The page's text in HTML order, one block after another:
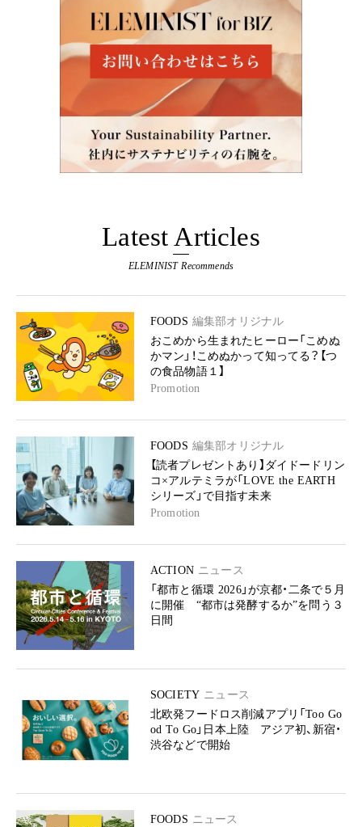
Latest Articles
ELEMINIST Recommends
FOODS 編集部オリジナル
おこめから生まれたヒーロー「こめぬ
かマン」！こめぬかって知ってる？【つ
の食品物語１】
Promotion
FOODS 編集部オリジナル
【読者プレゼントあり】ダイドードリン
コ×アルテミラが「LOVE the EARTH
シリーズ」で目指す未来
Promotion
ACTION ニュース
「都市と循環 2026」が京都・二条で５月
に開催 “都市は発酵するか”を問う３
日間
SOCIETY ニュース
北欧発フードロス削減アプリ「Too Go
od To Go」日本上陸 アジア初、新宿・
渋谷などで開始
FOODS ニュース